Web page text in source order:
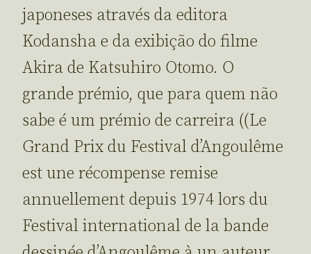
japoneses através da editora
Kodansha e da exibição do filme
Akira de Katsuhiro Otomo. O
grande prémio, que para quem não
sabe é um prémio de carreira ((Le
Grand Prix du Festival d’Angoulême
est une récompense remise
annuellement depuis 1974 lors du
Festival international de la bande